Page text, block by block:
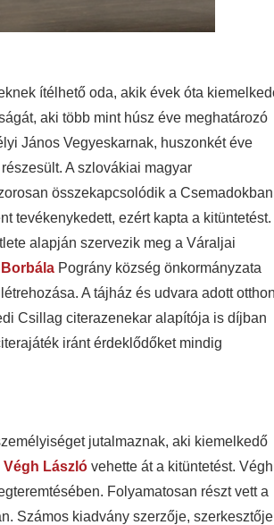
ítélhető oda, akik évek óta
aki több mint húsz éve meghatározó
János Vegyeskarnak, huszonkét éve
A szlovákiai magyar
összekapcsolódik a Csemadokban
tevékenykedett, ezért kapta a kitüntetést.
alapján szervezik meg a Váraljai
Pográny község önkormányzata
A tájház és udvara adott
Csillag citerazenekar alapítója is díjban
iránt érdeklődőket mindig
jutalmaznak, aki kiemelkedő
Végh László vehette át a kitüntetést. Végh
Folyamatosan részt vett a
Számos kiadvány szerzője, szerkesztője